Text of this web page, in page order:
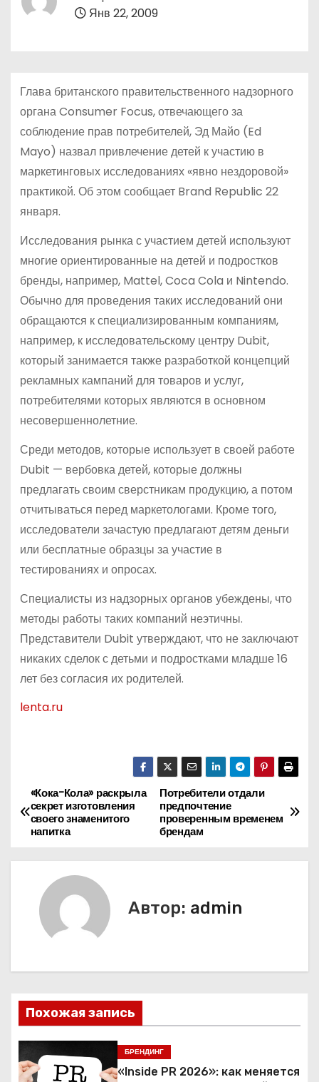
Янв 22, 2009
Глава британского правительственного надзорного
органа Consumer Focus, отвечающего за
соблюдение прав потребителей, Эд Майо (Ed
Mayo) назвал привлечение детей к участию в
маркетинговых исследованиях «явно нездоровой»
практикой. Об этом сообщает Brand Republic 22
января.
Исследования рынка с участием детей используют
многие ориентированные на детей и подростков
бренды, например, Mattel, Coca Cola и Nintendo.
Обычно для проведения таких исследований они
обращаются к специализированным компаниям,
например, к исследовательскому центру Dubit,
который занимается также разработкой концепций
рекламных кампаний для товаров и услуг,
потребителями которых являются в основном
несовершеннолетние.
Среди методов, которые использует в своей работе
Dubit — вербовка детей, которые должны
предлагать своим сверстникам продукцию, а потом
отчитываться перед маркетологами. Кроме того,
исследователи зачастую предлагают детям деньги
или бесплатные образцы за участие в
тестированиях и опросах.
Специалисты из надзорных органов убеждены, что
методы работы таких компаний неэтичны.
Представители Dubit утверждают, что не заключают
никаких сделок с детьми и подростками младше 16
лет без согласия их родителей.
lenta.ru
Н
а
в
ц
и
я
п
Потребители отдали
предпочтение
проверенным временем
брендам
«Кока-Кола» раскрыла
секрет изготовления
своего знаменитого
напитка
Автор: admin
Похожая запись
БРЕНДИНГ
«Inside PR 2026»: как меняется